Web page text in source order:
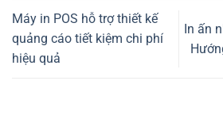
Máy in POS hỗ trợ thiết kế
quảng cáo tiết kiệm chi phí
hiệu quả
In ấn